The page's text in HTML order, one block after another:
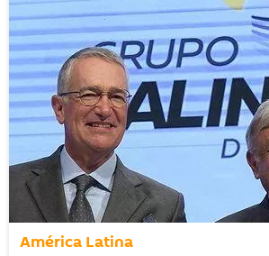
América Latina